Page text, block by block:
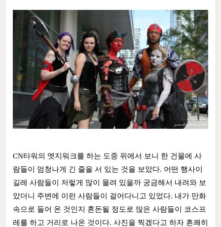
CN타워의 엣지워크를 하는 도중 위에서 보니 한 건물에 사
람들이 엄청나게 긴 줄을 서 있는 것을 보았다. 어떤 행사이
길레 사람들이 저렇게 많이 몰려 있을까 궁금해서 내려와 보
았더니 주변에 이런 사람들이 걸어다니고 있었다. 내가 만화
속으로 들어 온 것인지 혼돈될 정도로 많은 사람들이 코스프
레를 하고 거리로 나온 것이다. 사진을 찍겠다고 하자 흔쾌히